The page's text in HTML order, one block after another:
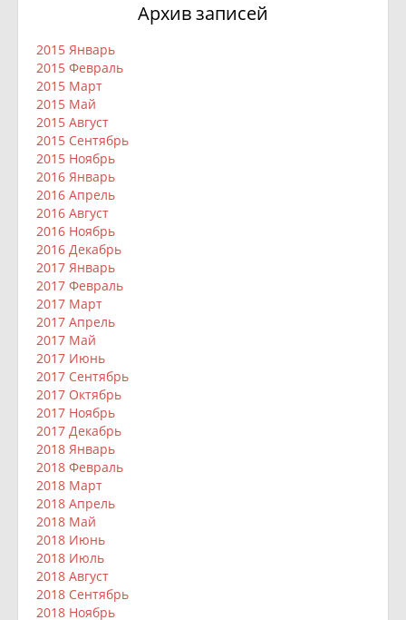
Архив записей
2015 Январь
2015 Февраль
2015 Март
2015 Май
2015 Август
2015 Сентябрь
2015 Ноябрь
2016 Январь
2016 Апрель
2016 Август
2016 Ноябрь
2016 Декабрь
2017 Январь
2017 Февраль
2017 Март
2017 Апрель
2017 Май
2017 Июнь
2017 Сентябрь
2017 Октябрь
2017 Ноябрь
2017 Декабрь
2018 Январь
2018 Февраль
2018 Март
2018 Апрель
2018 Май
2018 Июнь
2018 Июль
2018 Август
2018 Сентябрь
2018 Ноябрь